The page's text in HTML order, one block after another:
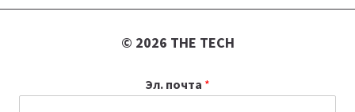
© 2026 THE TECH
Эл. почта *